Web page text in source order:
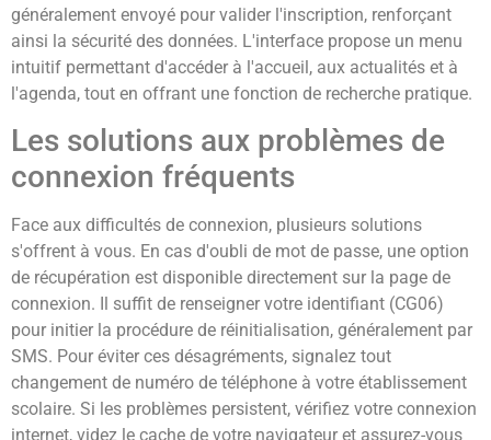
généralement envoyé pour valider l'inscription, renforçant
ainsi la sécurité des données. L'interface propose un menu
intuitif permettant d'accéder à l'accueil, aux actualités et à
l'agenda, tout en offrant une fonction de recherche pratique.
Les solutions aux problèmes de
connexion fréquents
Face aux difficultés de connexion, plusieurs solutions
s'offrent à vous. En cas d'oubli de mot de passe, une option
de récupération est disponible directement sur la page de
connexion. Il suffit de renseigner votre identifiant (CG06)
pour initier la procédure de réinitialisation, généralement par
SMS. Pour éviter ces désagréments, signalez tout
changement de numéro de téléphone à votre établissement
scolaire. Si les problèmes persistent, vérifiez votre connexion
internet, videz le cache de votre navigateur et assurez-vous